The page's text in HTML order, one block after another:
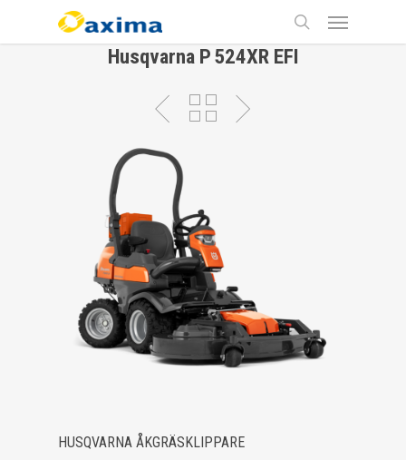
search
Menu
Husqvarna P 524XR EFI
HUSQVARNA ÅKGRÄSKLIPPARE